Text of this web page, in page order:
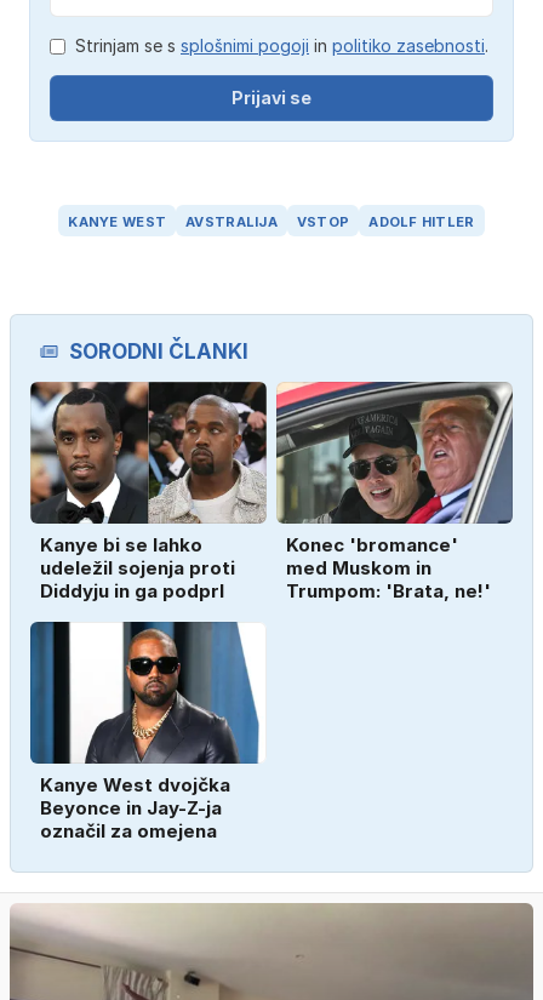
Strinjam se s splošnimi pogoji in politiko zasebnosti.
Prijavi se
KANYE WEST AVSTRALIJA VSTOP ADOLF HITLER
SORODNI ČLANKI
Kanye bi se lahko
udeležil sojenja proti
Diddyju in ga podprl
Konec 'bromance'
med Muskom in
Trumpom: 'Brata, ne!'
Kanye West dvojčka
Beyonce in Jay-Z-ja
označil za omejena